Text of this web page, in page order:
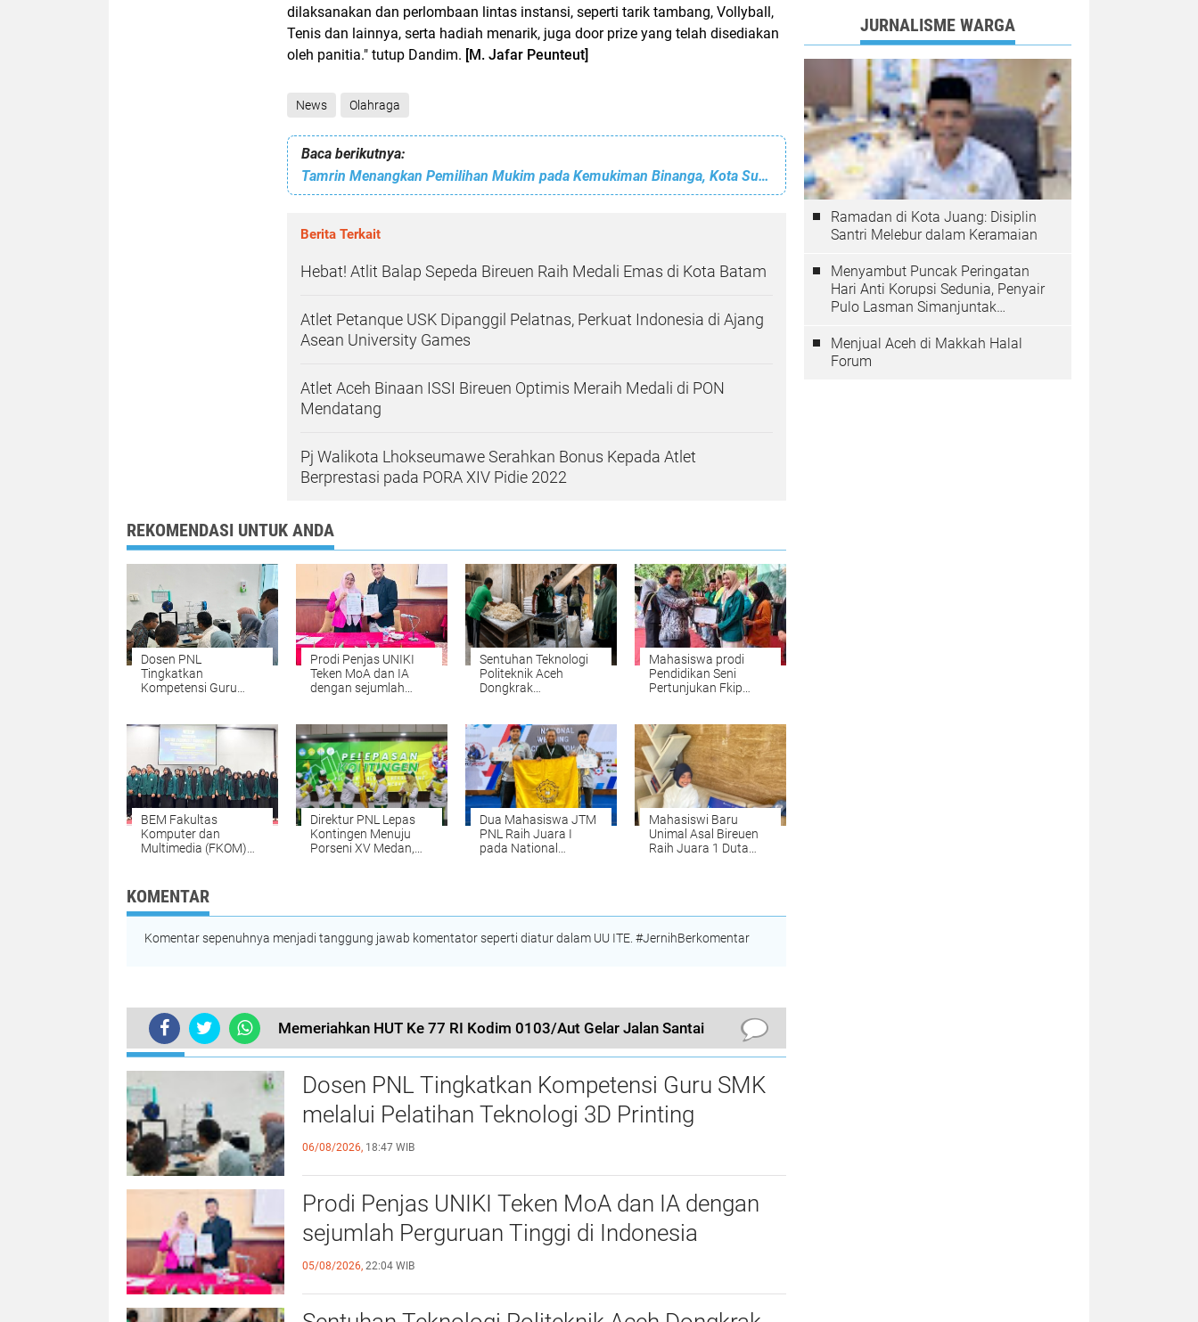
dilaksanakan dan perlombaan lintas instansi, seperti tarik tambang, Vollyball,
Tenis dan lainnya, serta hadiah menarik, juga door prize yang telah disediakan
oleh panitia." tutup Dandim. [M. Jafar Peunteut]
News Olahraga
Baca berikutnya:
Tamrin Menangkan Pemilihan Mukim pada Kemukiman Binanga, Kota Subulussalam
Berita Terkait
Hebat! Atlit Balap Sepeda Bireuen Raih Medali Emas di Kota Batam
Atlet Petanque USK Dipanggil Pelatnas, Perkuat Indonesia di Ajang
Asean University Games
Atlet Aceh Binaan ISSI Bireuen Optimis Meraih Medali di PON
Mendatang
Pj Walikota Lhokseumawe Serahkan Bonus Kepada Atlet
Berprestasi pada PORA XIV Pidie 2022
REKOMENDASI UNTUK ANDA
Dosen PNL
Tingkatkan
Kompetensi Guru
Prodi Penjas UNIKI
Teken MoA dan IA
dengan sejumlah
Sentuhan Teknologi
Politeknik Aceh
Dongkrak
Mahasiswa prodi
Pendidikan Seni
Pertunjukan Fkip
BEM Fakultas
Komputer dan
Multimedia (FKOM)
Direktur PNL Lepas
Kontingen Menuju
Porseni XV Medan,
Dua Mahasiswa JTM
PNL Raih Juara I
pada National
Mahasiswi Baru
Unimal Asal Bireuen
Raih Juara 1 Duta
KOMENTAR
Komentar sepenuhnya menjadi tanggung jawab komentator seperti diatur dalam UU ITE. #JernihBerkomentar
Memeriahkan HUT Ke 77 RI Kodim 0103/Aut Gelar Jalan Santai
TERKINI
Dosen PNL Tingkatkan Kompetensi Guru SMK
melalui Pelatihan Teknologi 3D Printing
06/08/2026, 18:47 WIB
Prodi Penjas UNIKI Teken MoA dan IA dengan
sejumlah Perguruan Tinggi di Indonesia
05/08/2026, 22:04 WIB
JURNALISME WARGA
Ramadan di Kota Juang: Disiplin
Santri Melebur dalam Keramaian
Menyambut Puncak Peringatan
Hari Anti Korupsi Sedunia, Penyair
Pulo Lasman Simanjuntak
Korupsi di Indonesia
Menjual Aceh di Makkah Halal
Forum